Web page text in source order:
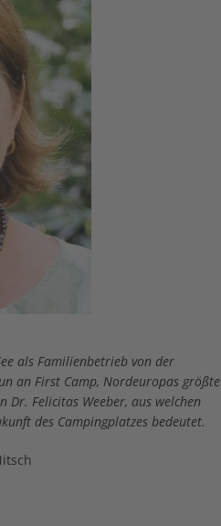
als Familienbetrieb von der
an First Camp, Nordeuropas größte
Dr. Felicitas Weeber, aus welchen
des Campingplatzes bedeutet.